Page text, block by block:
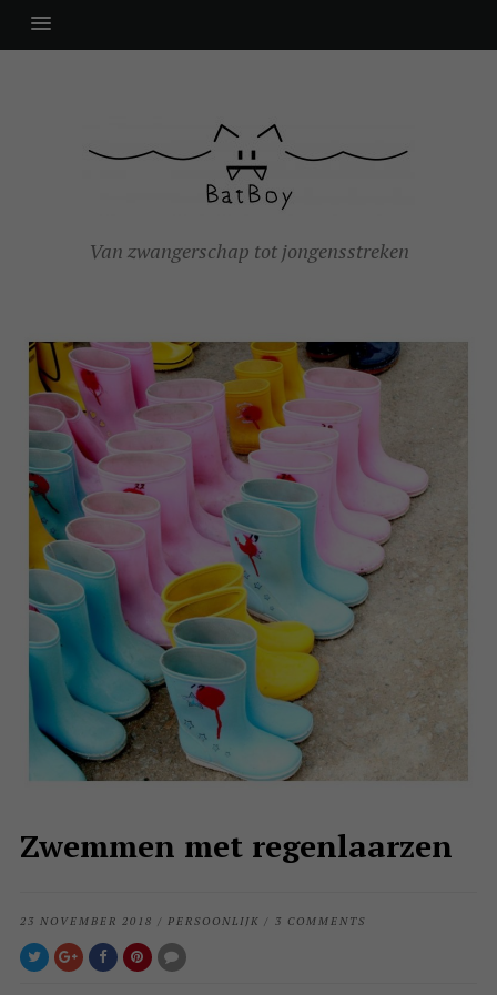
Van zwangerschap tot jongensstreken
Zwemmen met regenlaarzen
23 NOVEMBER 2018 / PERSOONLIJK / 3 COMMENTS